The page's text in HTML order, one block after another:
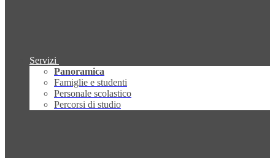
Servizi
Panoramica
Famiglie e studenti
Personale scolastico
Percorsi di studio